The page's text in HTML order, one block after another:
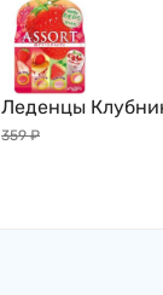
Леденцы
Ассорти 5-ти
359 ₽